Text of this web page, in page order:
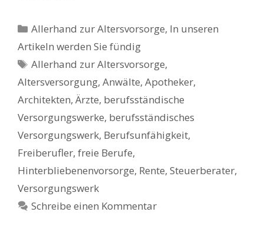
Kategorien
Allerhand zur Altersvorsorge, In unseren
Artikeln werden Sie fündig
Schlagwörter
Allerhand zur Altersvorsorge,
Altersversorgung, Anwälte, Apotheker,
Architekten, Ärzte, berufsständische
Versorgungswerke, berufsständisches
Versorgungswerk, Berufsunfähigkeit,
Freiberufler, freie Berufe,
Hinterbliebenenvorsorge, Rente, Steuerberater,
Versorgungswerk
Schreibe einen Kommentar